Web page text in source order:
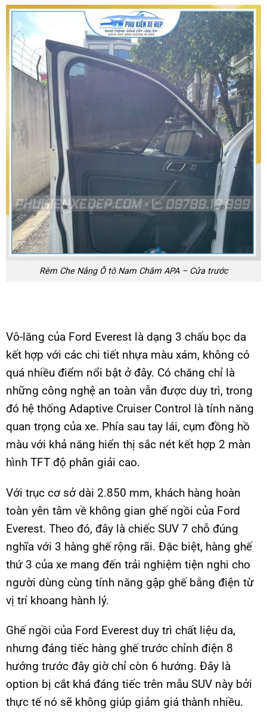
Rèm Che Nắng Ô tô Nam Châm APA – Cửa trước
Vô-lăng của Ford Everest là dạng 3 chấu bọc da
kết hợp với các chi tiết nhựa màu xám, không có
quá nhiều điểm nổi bật ở đây. Có chăng chỉ là
những công nghệ an toàn vẫn được duy trì, trong
đó hệ thống Adaptive Cruiser Control là tính năng
quan trọng của xe. Phía sau tay lái, cụm đồng hồ
màu với khả năng hiển thị sắc nét kết hợp 2 màn
hình TFT độ phân giải cao.
Với trục cơ sở dài 2.850 mm, khách hàng hoàn
toàn yên tâm về không gian ghế ngồi của Ford
Everest. Theo đó, đây là chiếc SUV 7 chỗ đúng
nghĩa với 3 hàng ghế rộng rãi. Đặc biệt, hàng ghế
thứ 3 của xe mang đến trải nghiệm tiện nghi cho
người dùng cùng tính năng gập ghế bằng điện từ
vị trí khoang hành lý.
Ghế ngồi của Ford Everest duy trì chất liệu da,
nhưng đáng tiếc hàng ghế trước chỉnh điện 8
hướng trước đây giờ chỉ còn 6 hướng. Đây là
option bị cắt khá đáng tiếc trên mẫu SUV này bởi
thực tế nó sẽ không giúp giảm giá thành nhiều.